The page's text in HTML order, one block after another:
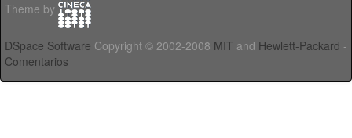
Theme by
DSpace Software Copyright © 2002-2008 MIT and Hewlett-Packard -
Comentarios